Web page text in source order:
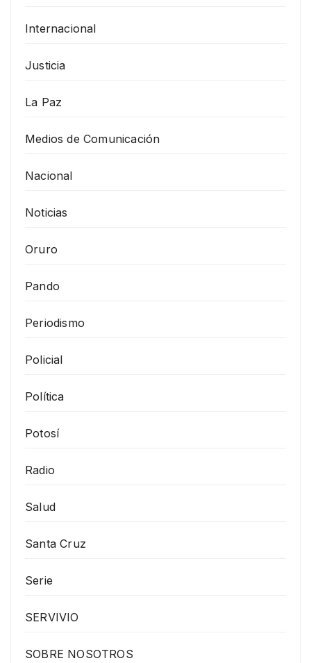
Internacional
Justicia
La Paz
Medios de Comunicación
Nacional
Noticias
Oruro
Pando
Periodismo
Policial
Política
Potosí
Radio
Salud
Santa Cruz
Serie
SERVIVIO
SOBRE NOSOTROS